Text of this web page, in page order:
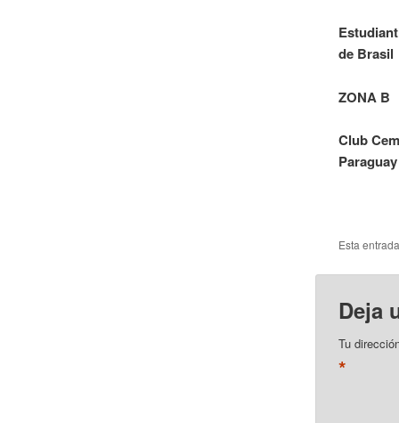
de Brasil
ZONA B
Club
Paraguay
Esta
Deja
Tu
*